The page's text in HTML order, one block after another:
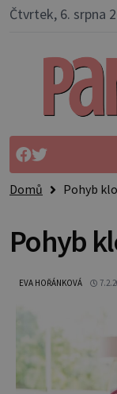
Čtvrtek, 6. srpna
Domů Pohyb
Pohyb
EVA HOŘÁNKOVÁ